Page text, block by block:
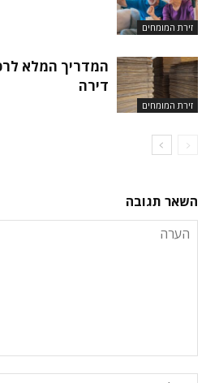
זירת המומחים
זירת המומחים
המדריך המלא
דירה
השאר תגובה